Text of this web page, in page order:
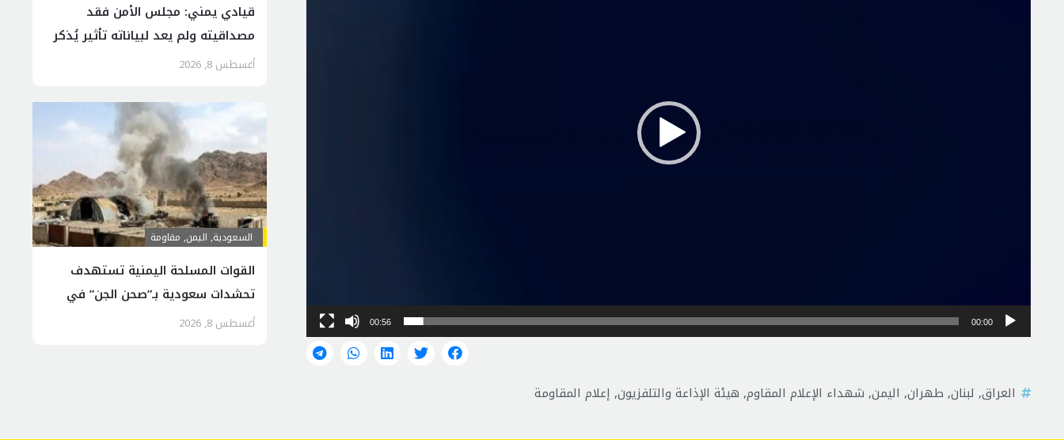
00:00
00:56
العراق, لبنان, طهران, اليمن, شهداء الإعلام المقاوم, هيئة الإذاعة والتلفزيون, إعلام المقاومة
قيادي يمني: مجلس الأمن فقد
مصداقيته ولم يعد لبياناته تأثير يُذكر
أغسطس 8, 2026
السعودية, اليمن, مقاومة
القوات المسلحة اليمنية تستهدف
تحشدات سعودية بـ”صحن الجن” في
مأرب
أغسطس 8, 2026